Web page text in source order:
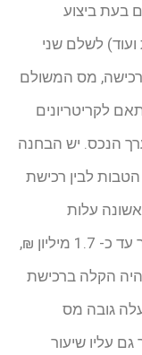
ביצוע
לשלם שני
מס המשולם
הנכס. יש הבחנה
לבין רכישת
עלות
המיסים תהיה בדרך כלל נמוכה, יש פטור עד כ- 1.7 מיליון ₪,
הקלה ברכישת
גובה מס
שיעור